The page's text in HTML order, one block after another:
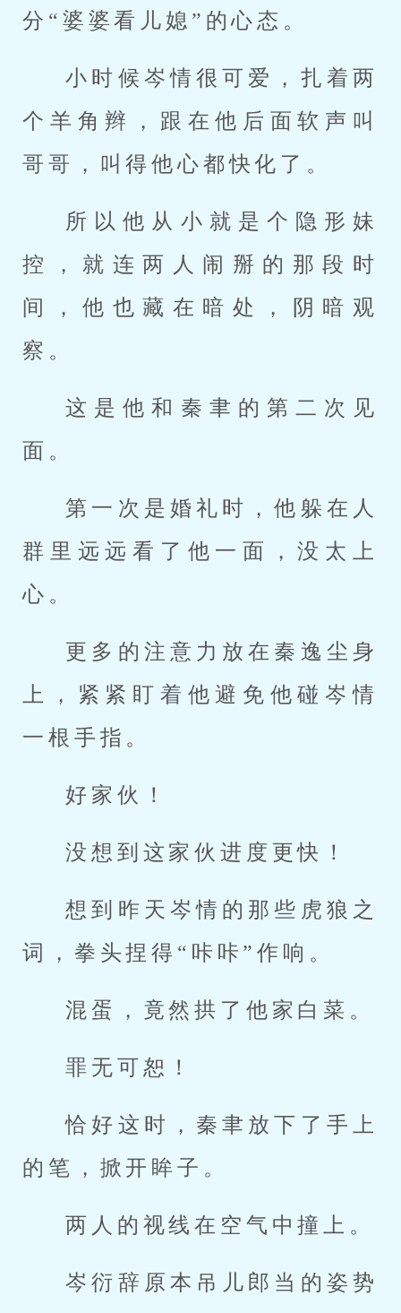
分“婆婆看儿媳”的心态。
小时候岑情很可爱，扎着两
个羊角辫，跟在他后面软声叫
哥哥，叫得他心都快化了。
所以他从小就是个隐形妹
控，就连两人闹掰的那段时
间，他也藏在暗处，阴暗观
察。
这是他和秦聿的第二次见
面。
第一次是婚礼时，他躲在人
群里远远看了他一面，没太上
心。
更多的注意力放在秦逸尘身
上，紧紧盯着他避免他碰岑情
一根手指。
好家伙！
没想到这家伙进度更快！
想到昨天岑情的那些虎狼之
词，拳头捏得“咔咔”作响。
混蛋，竟然拱了他家白菜。
罪无可恕！
恰好这时，秦聿放下了手上
的笔，掀开眸子。
两人的视线在空气中撞上。
岑衍辞原本吊儿郎当的姿势